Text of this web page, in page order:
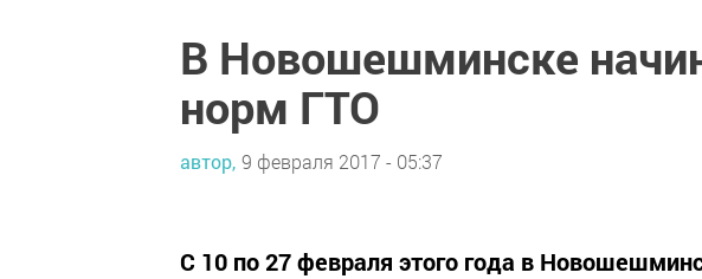
В Новошешминске
норм ГТО
автор, 9 февраля 2017 - 05:37
С 10 по 27 февраля этого года в